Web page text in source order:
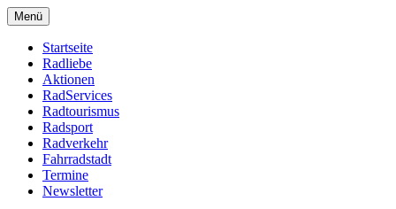
Zum
Inhalt
springen
Buchholz fährt Rad e.V.
Menü
Startseite
Radliebe
Aktionen
RadServices
Radtourismus
Radsport
Radverkehr
Fahrradstadt
Termine
Newsletter